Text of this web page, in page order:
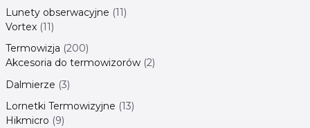
Lunety obserwacyjne 11
Vortex 11
Termowizja 200
Akcesoria do termowizorów 2
Dalmierze 3
Lornetki Termowizyjne 13
Hikmicro 9